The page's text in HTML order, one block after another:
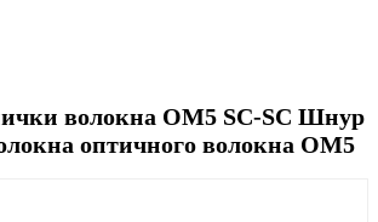
волокна OM5 SC-SC Шнур
оптичного волокна OM5